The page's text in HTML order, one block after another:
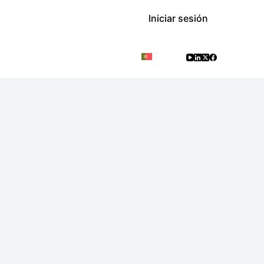
Iniciar sesión